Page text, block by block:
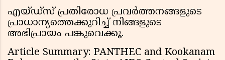
എയ്ഡ്‌സ് പ്രതിരോധ പ്രവർത്തനങ്ങളുടെ
പ്രാധാന്യത്തെക്കുറിച്ച് നിങ്ങളുടെ
അഭിപ്രായം പങ്കുവെക്കൂ.
Article Summary: PANTHEC and Kookanam